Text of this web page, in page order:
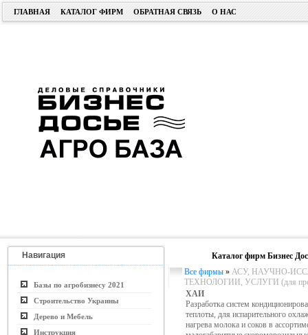
ГЛАВНАЯ КАТАЛОГ ФИРМ ОБРАТНАЯ СВЯЗЬ О НАС
Навигация
Базы по агробизнесу 2021
Строительство Украины
Дерево и Мебель
Инструкция
Каталог фирм Бизнес
Все фирмы » АСУ, НАУЧНО-
ТЕХНОЛОГИИ, УСЛУГИ (для
ХАИ
Разработка систем
теплоты, для испарительного
нагрева молока и соков в